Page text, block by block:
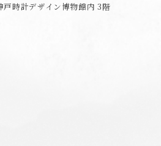
時計デザイン博物館内 3階